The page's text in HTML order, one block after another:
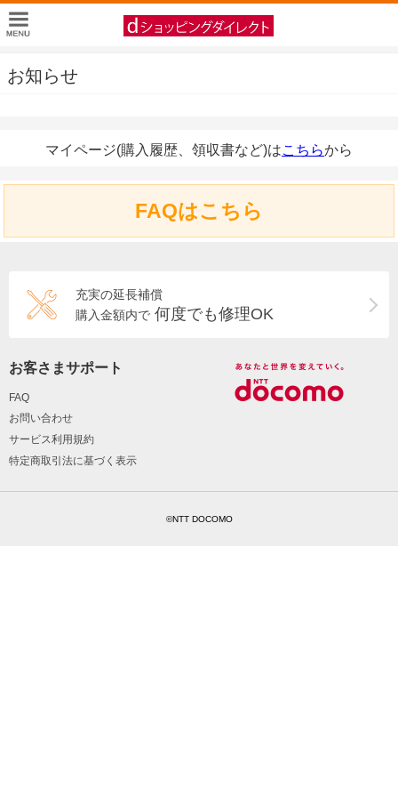
お知らせ
マイページ(購入履歴、領収書など)はこちらから
FAQはこちら
充実の延長補償
購入金額内で 何度でも修理OK
お客さまサポート
FAQ
お問い合わせ
サービス利用規約
特定商取引法に基づく表示
©NTT DOCOMO